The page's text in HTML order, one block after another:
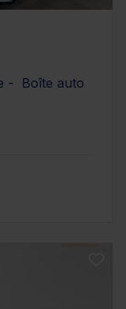
- Boîte auto